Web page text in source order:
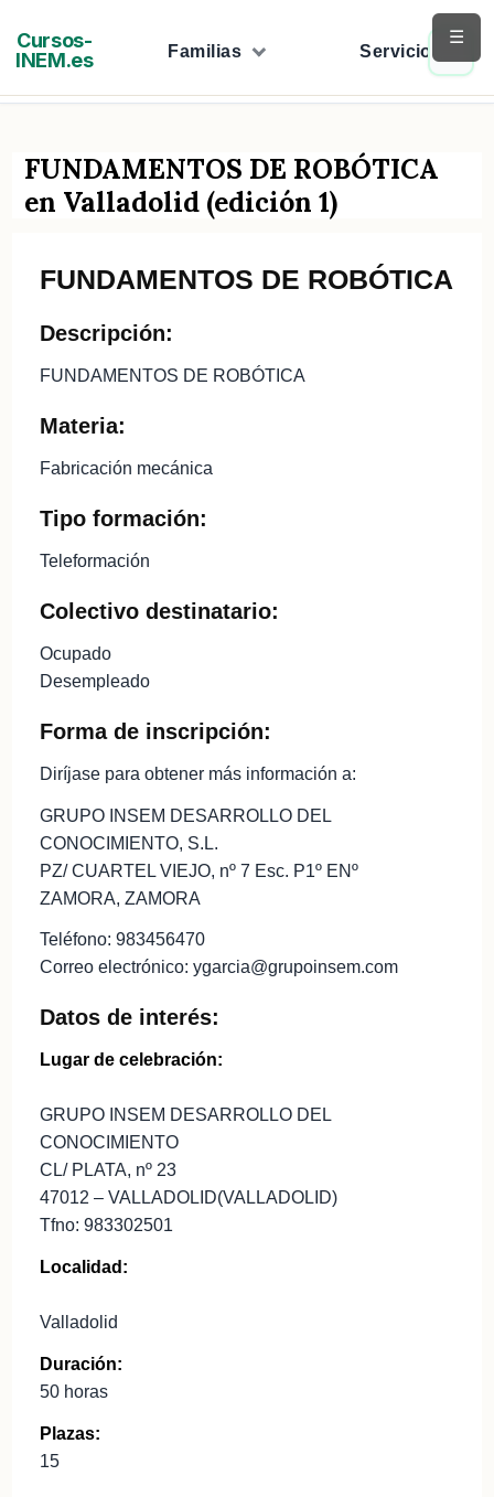
contenido
Cursos-
INEM.es
Familias Servicios
FUNDAMENTOS DE ROBÓTICA
en Valladolid (edición 1)
FUNDAMENTOS DE ROBÓTICA
Descripción:
FUNDAMENTOS DE ROBÓTICA
Materia:
Fabricación mecánica
Tipo formación:
Teleformación
Colectivo destinatario:
Ocupado
Desempleado
Forma de inscripción:
Diríjase para obtener más información a:
GRUPO INSEM DESARROLLO DEL
CONOCIMIENTO, S.L.
PZ/ CUARTEL VIEJO, nº 7 Esc. P1º ENº
ZAMORA, ZAMORA
Teléfono: 983456470
Correo electrónico: ygarcia@grupoinsem.com
Datos de interés:
Lugar de celebración:
GRUPO INSEM DESARROLLO DEL
CONOCIMIENTO
CL/ PLATA, nº 23
47012 – VALLADOLID(VALLADOLID)
Tfno: 983302501
Localidad:
Valladolid
Duración:
50 horas
Plazas:
15
☰